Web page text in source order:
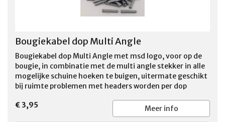
Bougiekabel dop Multi Angle
Bougiekabel dop Multi Angle met msd logo, voor op de
bougie, in combinatie met de multi angle stekker in alle
mogelijke schuine hoeken te buigen, uitermate geschikt
bij ruimte problemen met headers worden per dop
€ 3,95
Meer info